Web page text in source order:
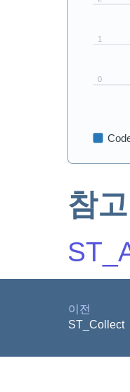
참고
이전
ST_Collect